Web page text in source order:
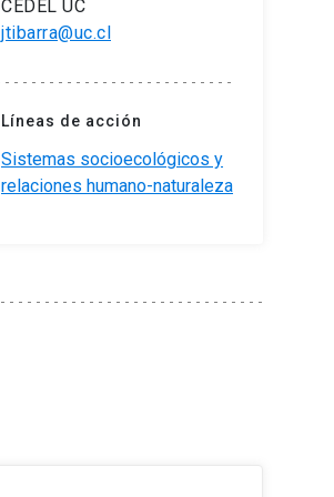
CEDEL UC
jtibarra@uc.cl
Líneas de acción
Sistemas socioecológicos y
relaciones humano-naturaleza